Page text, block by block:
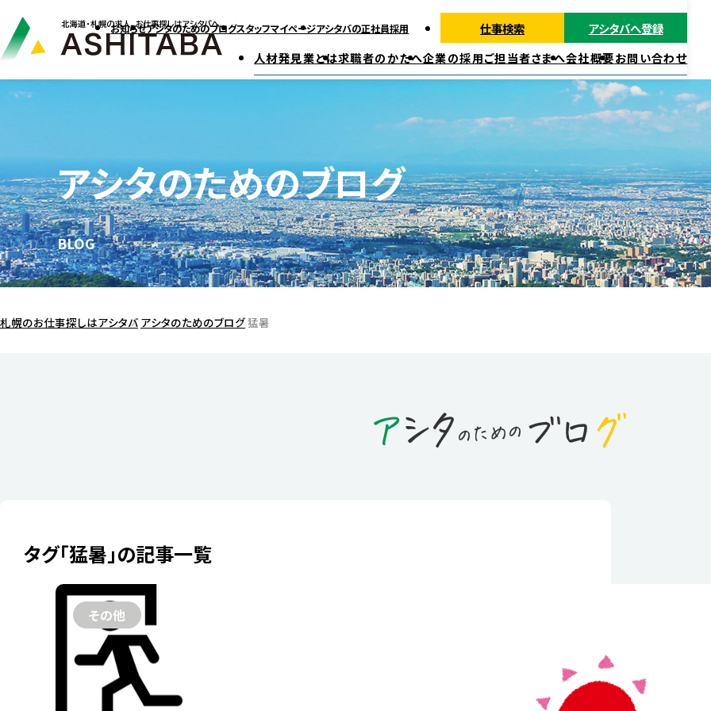
お知らせアシタのためのブログスタッフマイページアシタバの正社員採用 仕事検索
アシタバへ登録
人材発見業とは求職者のかたへ
派遣ではたらく
正社員・契約社員ではたらく
企業の採用ご担当者さまへ会社概要お問い合わせ
アシタのためのブログ
BLOG
札幌のお仕事探しはアシタバ アシタのためのブログ猛暑
タグ「猛暑」の記事一覧
その他